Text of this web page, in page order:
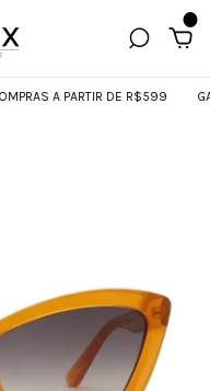
A PARTIR DE R$599